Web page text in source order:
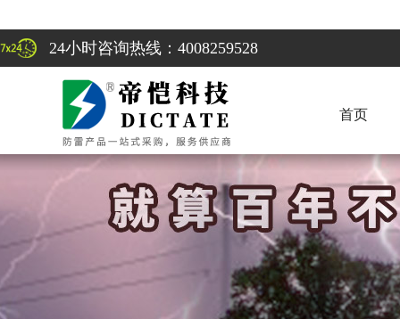
24小时咨询热线：4008259528
首页